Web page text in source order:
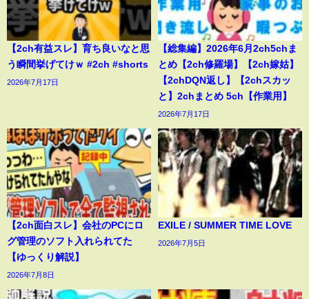
【2ch有益スレ】育ち良いなと思
う瞬間挙げてけｗ #2ch #shorts
2026年7月17日
【総集編】2026年6月2ch5chま
とめ【2ch修羅場】【2ch嫁姑】
【2chDQN返し】【2chスカッ
と】2chまとめ 5ch【作業用】
2026年7月17日
【2ch面白スレ】会社のPCにロ
グ管理のソフト入れられてた
【ゆっくり解説】
2026年7月8日
EXILE / SUMMER TIME LOVE
2026年7月5日